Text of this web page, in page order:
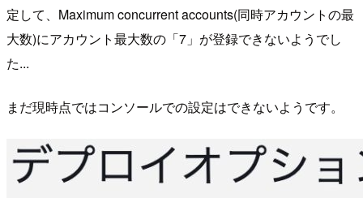
定して、Maximum concurrent accounts(同時アカウントの最
大数)にアカウント最大数の「7」が登録できないようでし
た...
まだ現時点ではコンソールでの設定はできないようです。